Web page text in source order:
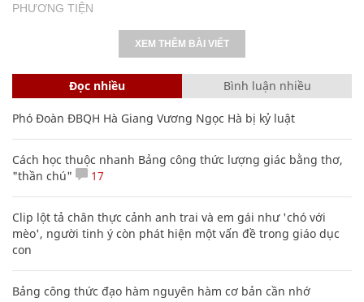
PHƯƠNG TIỆN
XEM THÊM BÀI VIẾT
Đọc nhiều Bình luận nhiều
Phó Đoàn ĐBQH Hà Giang Vương Ngọc Hà bị kỷ luật
Cách học thuộc nhanh Bảng công thức lượng giác bằng thơ,
"thần chú"
17
Clip lột tả chân thực cảnh anh trai và em gái như 'chó với
mèo', người tinh ý còn phát hiện một vấn đề trong giáo dục
con
Bảng công thức đạo hàm nguyên hàm cơ bản cần nhớ